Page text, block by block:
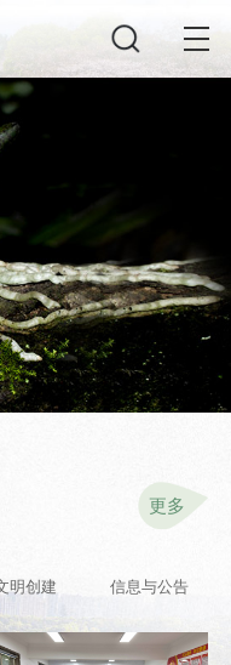
更多
明创建 信息与公告